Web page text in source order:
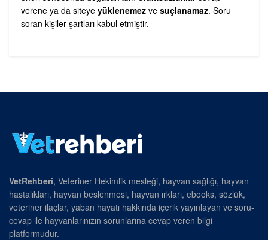
verene ya da siteye yüklenemez ve suçlanamaz. Soru
soran kişiler şartları kabul etmiştir.
VetRehberi, Veteriner Hekimlik mesleği, hayvan sağlığı, hayvan
hastalıkları, hayvan beslenmesi, hayvan ırkları, ebooks, sözlük,
veteriner ilaçlar, yaban hayatı hakkında içerik yayınlayan ve soru-
cevap ile hayvanlarınızın sorunlarına cevap veren bilgi
platformudur.